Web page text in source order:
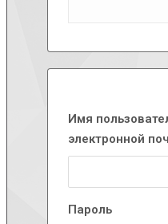
Имя
электронной
Пароль